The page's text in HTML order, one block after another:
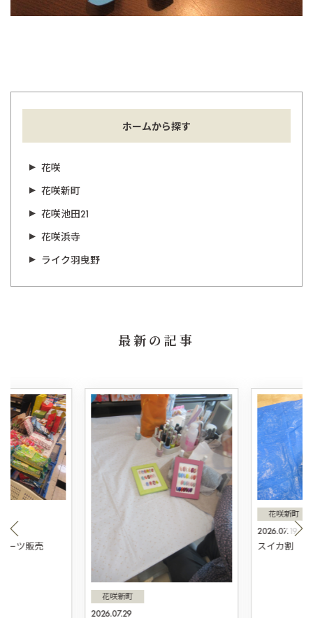
ホームから探す
花咲
花咲新町
花咲池田21
花咲浜寺
ライク羽曳野
最新の記事
ーツ販売
2026.07.29
花咲新町
2026.07.19
花咲新町
スイカ割 新